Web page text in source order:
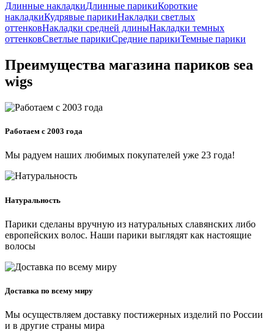
Длинные накладкиДлинные парикиКороткие
накладкиКудрявые парикиНакладки светлых
оттенковНакладки средней длиныНакладки темных
оттенковСветлые парикиСредние парикиТемные парики
Преимущества магазина париков sea
wigs
Работаем с 2003 года
Мы радуем наших любимых покупателей уже 23 года!
Натуральность
Парики сделаны вручную из натуральных славянских либо
европейских волос. Наши парики выглядят как настоящие
волосы
Доставка по всему миру
Мы осуществляем доставку постижерных изделий по России
и в другие страны мира